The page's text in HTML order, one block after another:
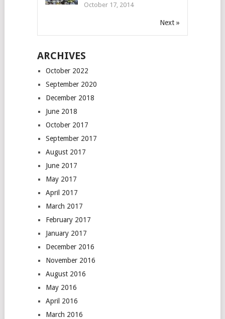
October 17, 2014
Next »
ARCHIVES
October 2022
September 2020
December 2018
June 2018
October 2017
September 2017
August 2017
June 2017
May 2017
April 2017
March 2017
February 2017
January 2017
December 2016
November 2016
August 2016
May 2016
April 2016
March 2016